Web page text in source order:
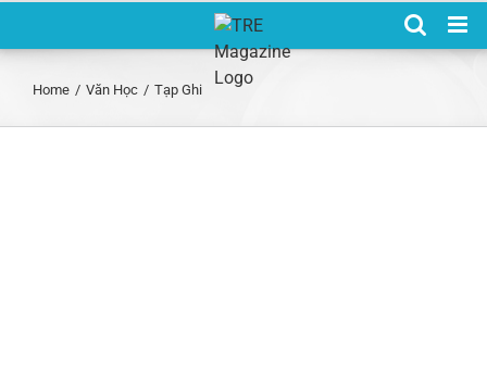
Home / Văn Học / Tạp Ghi